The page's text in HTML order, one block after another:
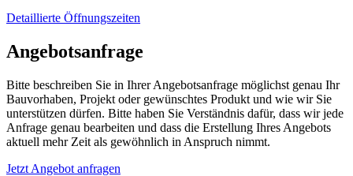
Detaillierte Öffnungszeiten
Angebotsanfrage
Bitte beschreiben Sie in Ihrer Angebotsanfrage möglichst genau Ihr
Bauvorhaben, Projekt oder gewünschtes Produkt und wie wir Sie
unterstützen dürfen. Bitte haben Sie Verständnis dafür, dass wir jede
Anfrage genau bearbeiten und dass die Erstellung Ihres Angebots
aktuell mehr Zeit als gewöhnlich in Anspruch nimmt.
Jetzt Angebot anfragen